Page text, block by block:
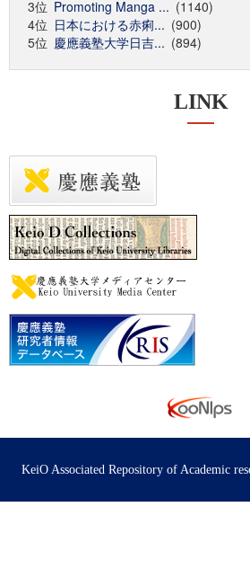
3位 Promoting Manga ... (1140)
4位 日本における赤痢... (900)
5位 慶應義塾大学日吉... (894)
LINK
KeiO Associated Repository of Academic